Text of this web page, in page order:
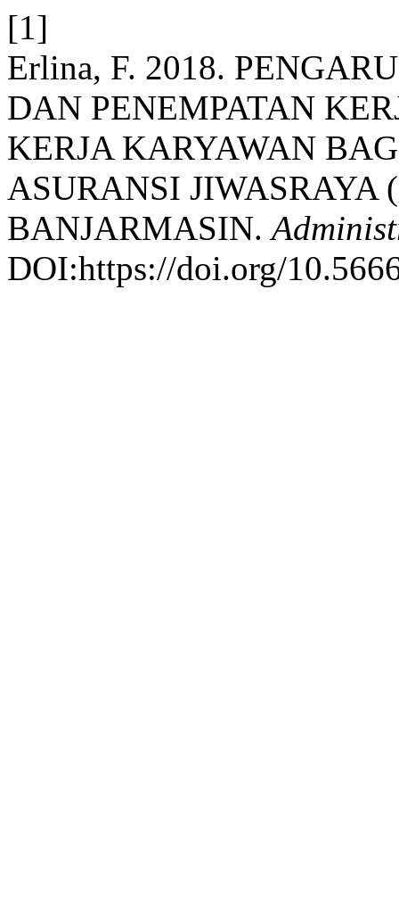
[1]
Erlina, F. 2018.
DAN PENEMPATAN
KERJA KARYAWAN
ASURANSI JIWASRAYA
BANJARMASIN.
DOI:https://doi.org/